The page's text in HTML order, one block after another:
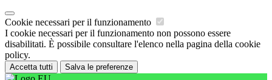
Cookie necessari per il funzionamento
I cookie necessari per il funzionamento non possono essere
disabilitati. È possibile consultare l'elenco nella pagina della cookie
policy.
Accetta tutti Salva le preferenze